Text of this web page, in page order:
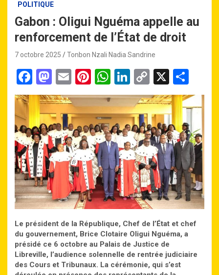
POLITIQUE
Gabon : Oligui Nguéma appelle au
renforcement de l’État de droit
7 octobre 2025 Tonbon Nzali Nadia Sandrine
F
a
ce
b
o
o
k
M
a
st
o
d
o
n
E
m
ail
Pi
nt
er
es
t
W
h
at
s
A
p
p
Li
n
ke
dI
n
C
o
py
Li
n
k
X
ar
ta
g
er
Le président de la République, Chef de l’État et chef
du gouvernement, Brice Clotaire Oligui Nguéma, a
présidé ce 6 octobre au Palais de Justice de
Libreville, l’audience solennelle de rentrée judiciaire
des Cours et Tribunaux. La cérémonie, qui s’est